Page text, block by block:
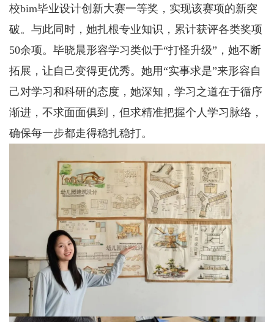
校bim毕业设计创新大赛一等奖，实现该赛项的新突
破。与此同时，她扎根专业知识，累计获评各类奖项
50余项。毕晓晨形容学习类似于“打怪升级”，她不断
拓展，让自己变得更优秀。她用“实事求是”来形容自
己对学习和科研的态度，她深知，学习之道在于循序
渐进，不求面面俱到，但求精准把握个人学习脉络，
确保每一步都走得稳扎稳打。